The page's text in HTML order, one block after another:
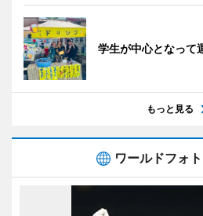
学生が中心となって
もっと見る
ワールドフォ